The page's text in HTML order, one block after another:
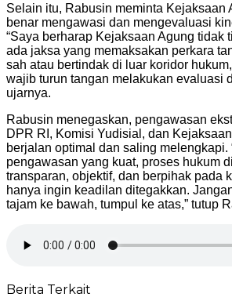
Selain itu, Rabusin meminta Kejaksaan
benar mengawasi dan mengevaluasi
“Saya berharap Kejaksaan Agung tidak
ada jaksa yang memaksakan perkara
sah atau bertindak di luar koridor
wajib turun tangan melakukan evaluasi
ujarnya.
Rabusin menegaskan, pengawasan
DPR RI, Komisi Yudisial, dan
berjalan optimal dan saling melengkapi.
pengawasan yang kuat, proses hukum
transparan, objektif, dan berpihak pada
hanya ingin keadilan ditegakkan.
tajam ke bawah, tumpul ke atas,” tutup
Berita Terkait